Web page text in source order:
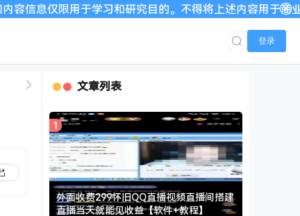
于学习和研究目的。不得将上述内容用于商业或者非法
登录
文章列表
1
外面收费299怀旧QQ直播视频直播间搭建
直播当天就能见收益【软件+教程】